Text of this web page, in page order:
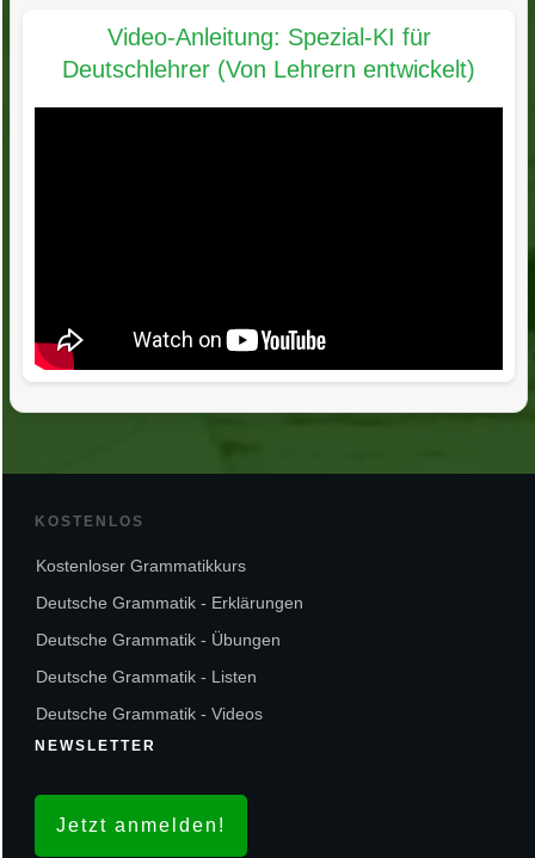
Video-Anleitung: Spezial-KI für
Deutschlehrer (Von Lehrern entwickelt)
KOSTENLOS
Kostenloser Grammatikkurs
Deutsche Grammatik - Erklärungen
Deutsche Grammatik - Übungen
Deutsche Grammatik - Listen
Deutsche Grammatik - Videos
NEWSLETTER
Jetzt anmelden!